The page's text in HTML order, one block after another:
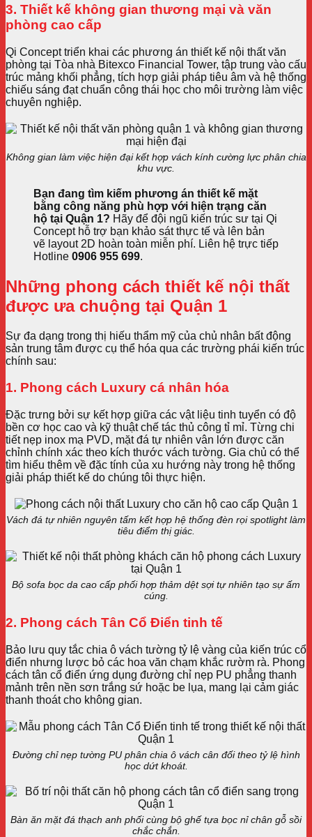
3. Thiết kế không gian thương mại và văn
phòng cao cấp
Qi Concept triển khai các phương án thiết kế nội thất văn
phòng tại Tòa nhà Bitexco Financial Tower, tập trung vào cấu
trúc mảng khối phẳng, tích hợp giải pháp tiêu âm và hệ thống
chiếu sáng đạt chuẩn công thái học cho môi trường làm việc
chuyên nghiệp.
Không gian làm việc hiện đại kết hợp vách kính cường lực phân chia
khu vực.
Bạn đang tìm kiếm phương án thiết kế mặt
bằng công năng phù hợp với hiện trạng căn
hộ tại Quận 1? Hãy để đội ngũ kiến trúc sư tại Qi
Concept hỗ trợ bạn khảo sát thực tế và lên bản
vẽ layout 2D hoàn toàn miễn phí. Liên hệ trực tiếp
Hotline 0906 955 699.
Những phong cách thiết kế nội thất
được ưa chuộng tại Quận 1
Sự đa dạng trong thị hiếu thẩm mỹ của chủ nhân bất động
sản trung tâm được cụ thể hóa qua các trường phái kiến trúc
chính sau:
1. Phong cách Luxury cá nhân hóa
Đặc trưng bởi sự kết hợp giữa các vật liệu tinh tuyển có độ
bền cơ học cao và kỹ thuật chế tác thủ công tỉ mỉ. Từng chi
tiết nẹp inox mạ PVD, mặt đá tự nhiên vân lớn được căn
chỉnh chính xác theo kích thước vách tường. Gia chủ có thể
tìm hiểu thêm về đặc tính của xu hướng này trong hệ thống
giải pháp thiết kế do chúng tôi thực hiện.
Vách đá tự nhiên nguyên tấm kết hợp hệ thống đèn rọi spotlight làm
tiêu điểm thị giác.
Bộ sofa bọc da cao cấp phối hợp thảm dệt sợi tự nhiên tạo sự ấm
cúng.
2. Phong cách Tân Cổ Điển tinh tế
Bảo lưu quy tắc chia ô vách tường tỷ lệ vàng của kiến trúc cổ
điển nhưng lược bỏ các hoa văn chạm khắc rườm rà. Phong
cách tân cổ điển ứng dụng đường chỉ nẹp PU phẳng thanh
mảnh trên nền sơn trắng sứ hoặc be lụa, mang lại cảm giác
thanh thoát cho không gian.
Đường chỉ nẹp tường PU phân chia ô vách cân đối theo tỷ lệ hình
học dứt khoát.
Bàn ăn mặt đá thạch anh phối cùng bộ ghế tựa bọc nỉ chân gỗ sồi
chắc chắn.